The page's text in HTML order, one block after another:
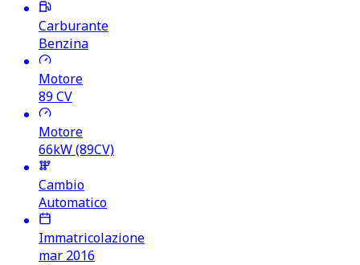
Carburante
Benzina
Motore
89CV
Motore
66kW (89CV)
Cambio
Automatico
Immatricolazione
mar 2016